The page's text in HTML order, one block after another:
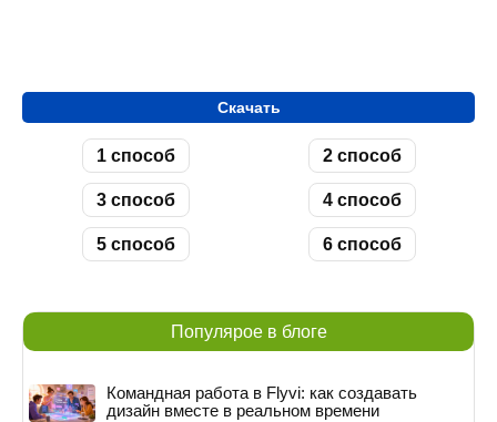
Скачать
1 способ 2 способ
3 способ 4 способ
5 способ 6 способ
Популярое в блоге
Командная работа в Flyvi: как создавать
дизайн вместе в реальном времени